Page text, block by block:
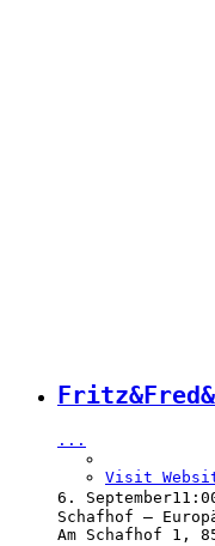
...
Visit
6. September
Schafhof –
Am Schafhof 1,